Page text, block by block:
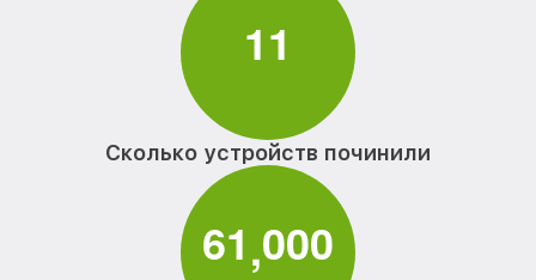
11
Сколько устройств починили
61,000